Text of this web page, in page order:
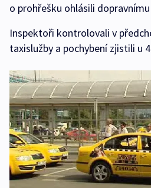
o prohřešku ohlásili
Inspektoři kontrolovali v
taxislužby a pochybení zjistili u